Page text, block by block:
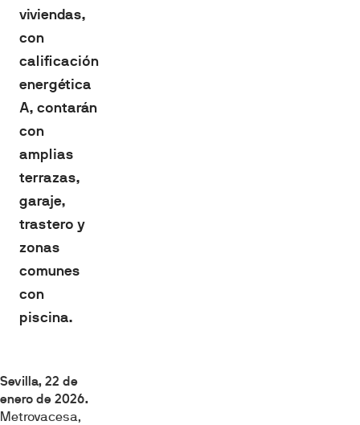
viviendas,
con
calificación
energética
A, contarán
con
amplias
terrazas,
garaje,
trastero y
zonas
comunes
con
piscina.
Sevilla, 22 de
enero de 2026.
Metrovacesa,